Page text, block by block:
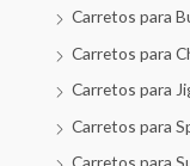
Carretos para
Carretos para
Carretos para
Carretos para
Carretos para